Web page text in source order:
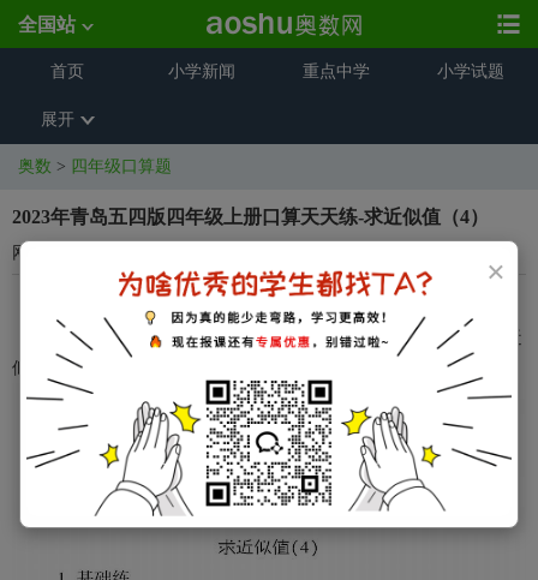
×
全国站
首页 小学新闻 重点中学 小学试题
展开
奥数 > 四年级口算题
2023年青岛五四版四年级上册口算天天练-求近似值（4）
网络来源
2023年青岛五四版四年级上册口算天天练-求近似值（4）
奥数网整理了关于2023年青岛五四版四年级上册口算天天练-求近
似值（4），希望对同学们有所帮助，仅供参考。